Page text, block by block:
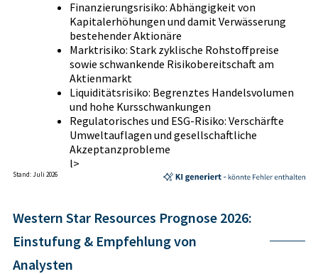
Finanzierungsrisiko: Abhängigkeit von
Kapitalerhöhungen und damit Verwässerung
bestehender Aktionäre
Marktrisiko: Stark zyklische Rohstoffpreise
sowie schwankende Risikobereitschaft am
Aktienmarkt
Liquiditätsrisiko: Begrenztes Handelsvolumen
und hohe Kursschwankungen
Regulatorisches und ESG-Risiko: Verschärfte
Umweltauflagen und gesellschaftliche
Akzeptanzprobleme
l>
Stand: Juli 2026
Western Star Resources Prognose 2026:
Einstufung & Empfehlung von
Analysten